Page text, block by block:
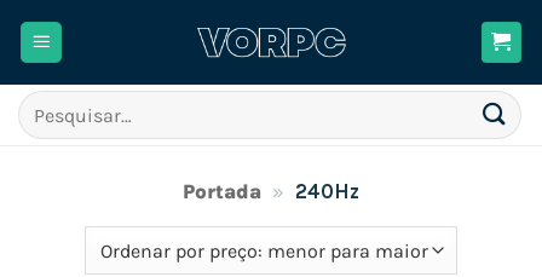
Pesquisar
por:
Portada » 240Hz